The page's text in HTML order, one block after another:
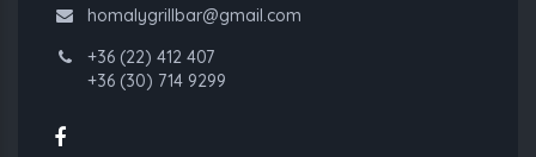
homalygrillbar@gmail.com
+36 (22) 412 407
+36 (30) 714 9299